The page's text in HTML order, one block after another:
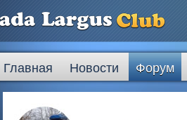
Главная Новости Форум